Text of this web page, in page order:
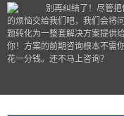
别再纠结了！尽管把
的烦恼交给我们吧，我们会将问
题转化为一整套解决方案提供
你！方案的前期咨询根本不需
花一分钱。还不马上咨询？